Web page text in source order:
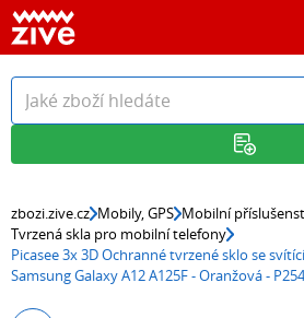
zbozi.zive.cz Mobily, GPS Mobilní
Tvrzená skla pro mobilní telefony
Picasee 3x 3D Ochranné tvrzené sklo se
Samsung Galaxy A12 A125F - Oranžová -